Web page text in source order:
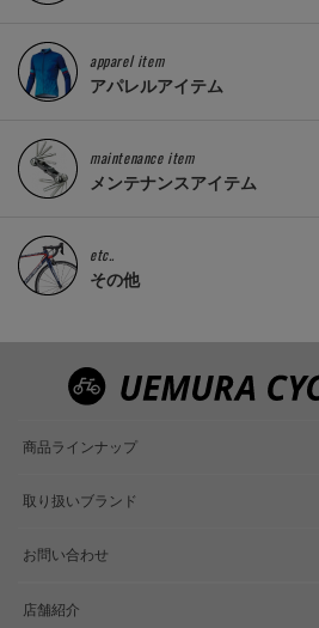
apparel item
アパレルアイテム
maintenance item
メンテナンスアイテム
etc..
その他
商品ラインナップ
取り扱いブランド
お問い合わせ
店舗紹介